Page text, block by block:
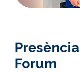
Forum